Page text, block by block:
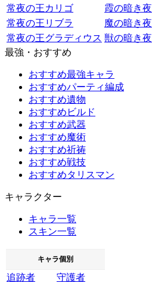
常夜の王カリゴ
霞の暗き夜
常夜の王リブラ
魔の暗き夜
常夜の王グラディウス 獣の暗き夜
最強・おすすめ
おすすめ最強キャラ
おすすめパーティ編成
おすすめ遺物
おすすめビルド
おすすめ武器
おすすめ魔術
おすすめ祈祷
おすすめ戦技
おすすめタリスマン
キャラクター
キャラ一覧
スキン一覧
キャラ個別
追跡者
守護者